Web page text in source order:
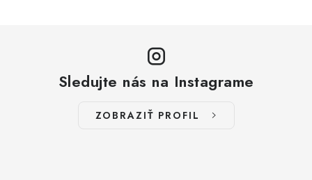
Sledujte nás na Instagrame
ZOBRAZIŤ PROFIL